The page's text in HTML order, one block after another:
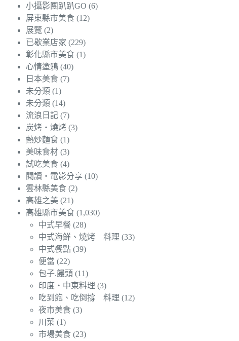
小攝影團趴趴GO (6)
屏東縣市美食 (12)
展覽 (2)
已歇業店家 (229)
彰化縣市美食 (1)
心情塗鴉 (40)
日本美食 (7)
未分類 (1)
未分類 (14)
流浪日記 (7)
炭烤‧燒烤 (3)
熱炒麵食 (1)
美味食材 (3)
試吃美食 (4)
閱讀‧電影分享 (10)
雲林縣美食 (2)
高雄之美 (21)
高雄縣市美食 (1,030)
中式早餐 (28)
中式海鮮、燒烤 料理 (33)
中式餐點 (39)
便當 (22)
包子.饅頭 (11)
印度‧中東料理 (3)
吃到飽、吃倒撐 料理 (12)
夜市美食 (3)
川菜 (1)
市場美食 (23)